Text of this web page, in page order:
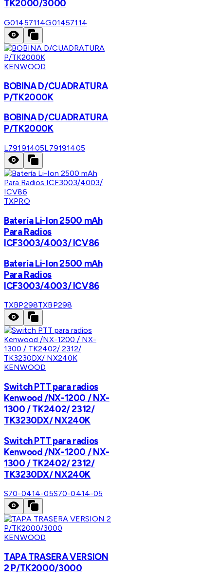
TK2000/3000
G01457114G01457114
KENWOOD
BOBINA D/CUADRATURA
P/TK2000K
BOBINA D/CUADRATURA
P/TK2000K
L79191405L79191405
TXPRO
Batería Li-Ion 2500 mAh
Para Radios
ICF3003/4003/ ICV86
Batería Li-Ion 2500 mAh
Para Radios
ICF3003/4003/ ICV86
TXBP298TXBP298
KENWOOD
Switch PTT para radios
Kenwood /NX-1200 / NX-
1300 / TK2402/ 2312/
TK3230DX/ NX240K
Switch PTT para radios
Kenwood /NX-1200 / NX-
1300 / TK2402/ 2312/
TK3230DX/ NX240K
S70-0414-05S70-0414-05
KENWOOD
TAPA TRASERA VERSION
2 P/TK2000/3000